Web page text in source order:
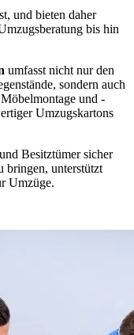
und bieten daher
bis hin
umfasst nicht nur den
sondern auch
und -
Umzugskartons
Besitztümer sicher
bringen, unterstützt
Umzüge.